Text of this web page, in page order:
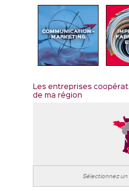
COMMUNICATION -
MARKETING
Les entreprises
de ma région